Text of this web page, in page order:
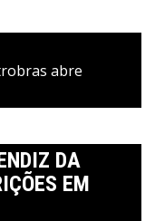
abre
DA
EM